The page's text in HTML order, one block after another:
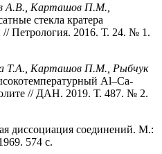
А.В., Карташов П.М.,
стекла кратера
Петрология. 2016. Т. 24. № 1.
Т.А., Карташов П.М., Рыбчук
Al–Ca-
// ДАН. 2019. Т. 487. № 2.
диссоциация соединений. М.:
574 с.